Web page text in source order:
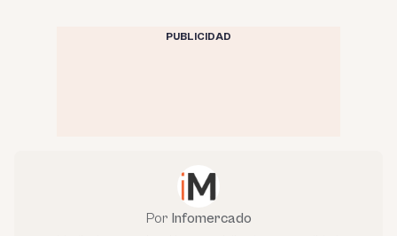
PUBLICIDAD
Por Infomercado